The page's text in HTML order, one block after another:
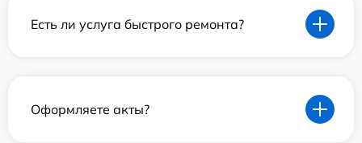
Есть ли услуга быстрого ремонта?
Оформляете акты?